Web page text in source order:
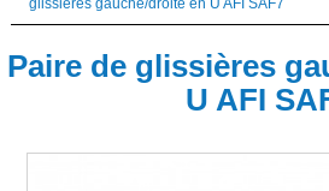
glissières gauche/droite en U AFI SAF7
Paire de glissières
U AFI